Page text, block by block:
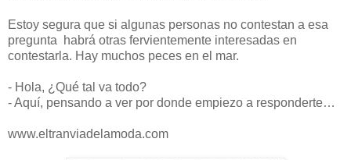
Estoy segura que si algunas personas no contestan a esa
pregunta habrá otras fervientemente interesadas en
contestarla. Hay muchos peces en el mar.
- Hola, ¿Qué tal va todo?
- Aquí, pensando a ver por donde empiezo a responderte…
www.eltranviadelamoda.com